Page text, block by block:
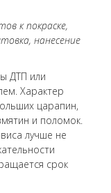
к покраске,
нанесение
ДТП или
Характер
царапин,
и поломок.
лучше не
срок